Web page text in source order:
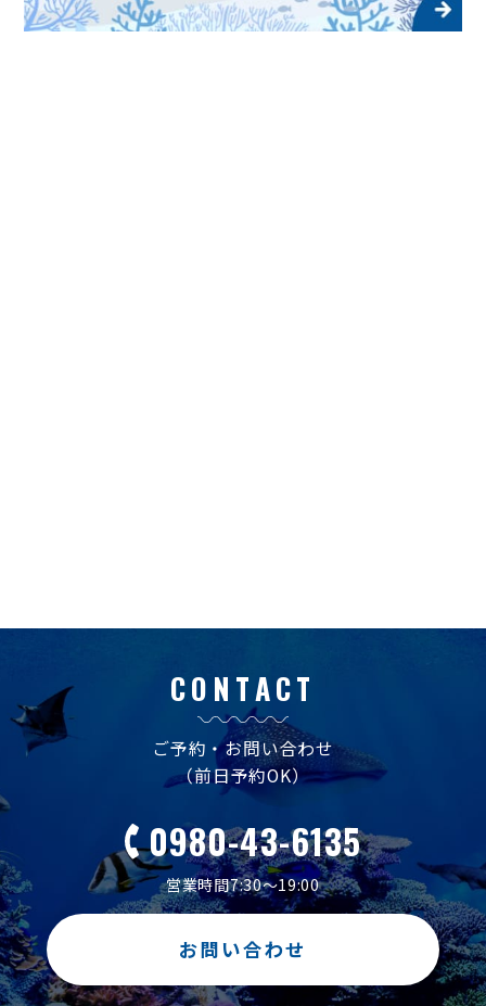
CONTACT
ご予約・お問い合わせ
（前日予約OK）
0980-43-6135
営業時間7:30～19:00
お問い合わせ